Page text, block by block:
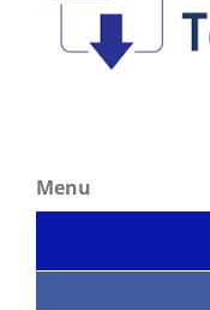
Menu